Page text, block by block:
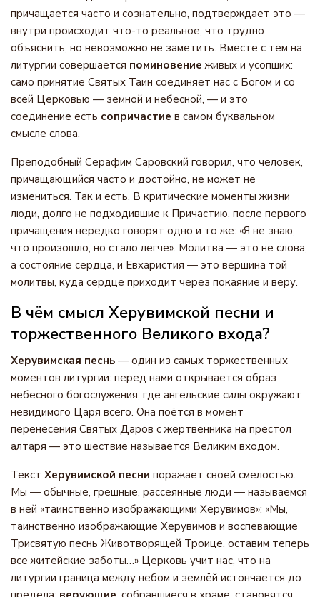
причащается часто и сознательно, подтверждает это —
внутри происходит что-то реальное, что трудно
объяснить, но невозможно не заметить. Вместе с тем на
литургии совершается поминовение живых и усопших:
само принятие Святых Таин соединяет нас с Богом и со
всей Церковью — земной и небесной, — и это
соединение есть сопричастие в самом буквальном
смысле слова.
Преподобный Серафим Саровский говорил, что человек,
причащающийся часто и достойно, не может не
измениться. Так и есть. В критические моменты жизни
люди, долго не подходившие к Причастию, после первого
причащения нередко говорят одно и то же: «Я не знаю,
что произошло, но стало легче». Молитва — это не слова,
а состояние сердца, и Евхаристия — это вершина той
молитвы, куда сердце приходит через покаяние и веру.
В чём смысл Херувимской песни и
торжественного Великого входа?
Херувимская песнь — один из самых торжественных
моментов литургии: перед нами открывается образ
небесного богослужения, где ангельские силы окружают
невидимого Царя всего. Она поётся в момент
перенесения Святых Даров с жертвенника на престол
алтаря — это шествие называется Великим входом.
Текст Херувимской песни поражает своей смелостью.
Мы — обычные, грешные, рассеянные люди — называемся
в ней «таинственно изображающими Херувимов»: «Мы,
таинственно изображающие Херувимов и воспевающие
Трисвятую песнь Животворящей Троице, оставим теперь
все житейские заботы…» Церковь учит нас, что на
литургии граница между небом и землёй истончается до